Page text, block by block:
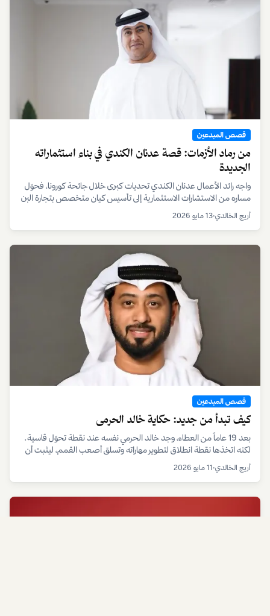
دولفينوز
نقرأ اقتصاد المبدعين كما يحدث فعلاً!! قصص محلية
وعالمية، وتحليلات مٌعمقة، وأدوات موجّهة لصناع المحتوى
وقادة السوق في العالم العربي.
الأقسام
نبض اقتصاد المبدعين
قصص المبدعين
المنصة
من نحن؟
النشرة البريدية
تواصل معنا
أعلن مع دولفينوز
الأسئلة الشائعة
رشّح قصة
شروط الاستخدام
الشفافية والأمان
تابعنا
editorial@dolphinuz.com
من دبي 🌴❤️